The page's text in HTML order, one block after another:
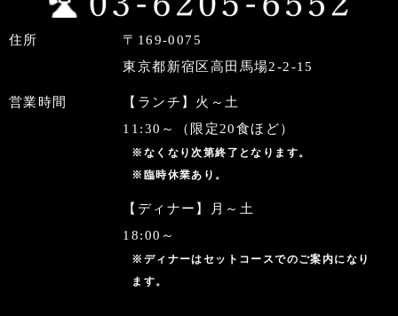
住所
〒169-0075
東京都新宿区高田馬場2-2-15
営業時間
【ランチ】火～土
11:30～（限定20食ほど）
※なくなり次第終了となります。
※臨時休業あり。
【ディナー】月～土
18:00～
※ディナーはセットコースでのご案内になり
ます。